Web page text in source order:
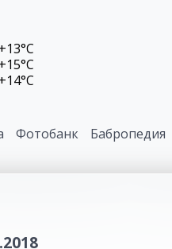
Фотобанк Бабропедия